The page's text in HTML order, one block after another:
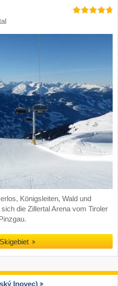
Königsleiten, Wald und
die Zillertal Arena vom Tiroler
Inovec)